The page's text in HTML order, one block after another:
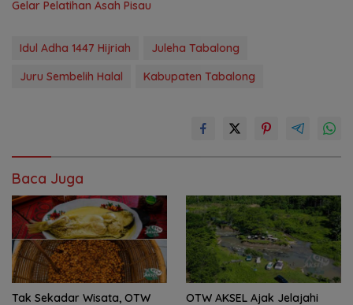
Gelar Pelatihan Asah Pisau
Idul Adha 1447 Hijriah
Juleha Tabalong
Juru Sembelih Halal
Kabupaten Tabalong
Baca Juga
Tak Sekadar Wisata, OTW
OTW AKSEL Ajak Jelajahi